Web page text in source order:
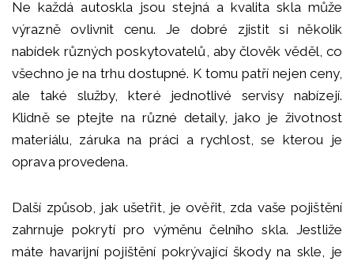
Ne každá autoskla jsou stejná a kvalita skla může
výrazně ovlivnit cenu. Je dobré zjistit si několik
nabídek různých poskytovatelů, aby člověk věděl, co
všechno je na trhu dostupné. K tomu patří nejen ceny,
ale také služby, které jednotlivé servisy nabízejí.
Klidně se ptejte na různé detaily, jako je životnost
materiálu, záruka na práci a rychlost, se kterou je
oprava provedena.
Další způsob, jak ušetřit, je ověřit, zda vaše pojištění
zahrnuje pokrytí pro výměnu čelního skla. Jestliže
máte havarijní pojištění pokrývající škody na skle, je